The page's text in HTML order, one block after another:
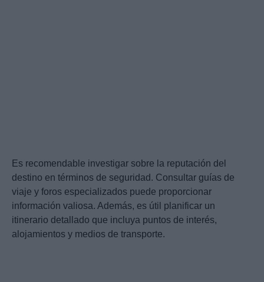
Es recomendable investigar sobre la reputación del
destino en términos de seguridad. Consultar guías de
viaje y foros especializados puede proporcionar
información valiosa. Además, es útil planificar un
itinerario detallado que incluya puntos de interés,
alojamientos y medios de transporte.